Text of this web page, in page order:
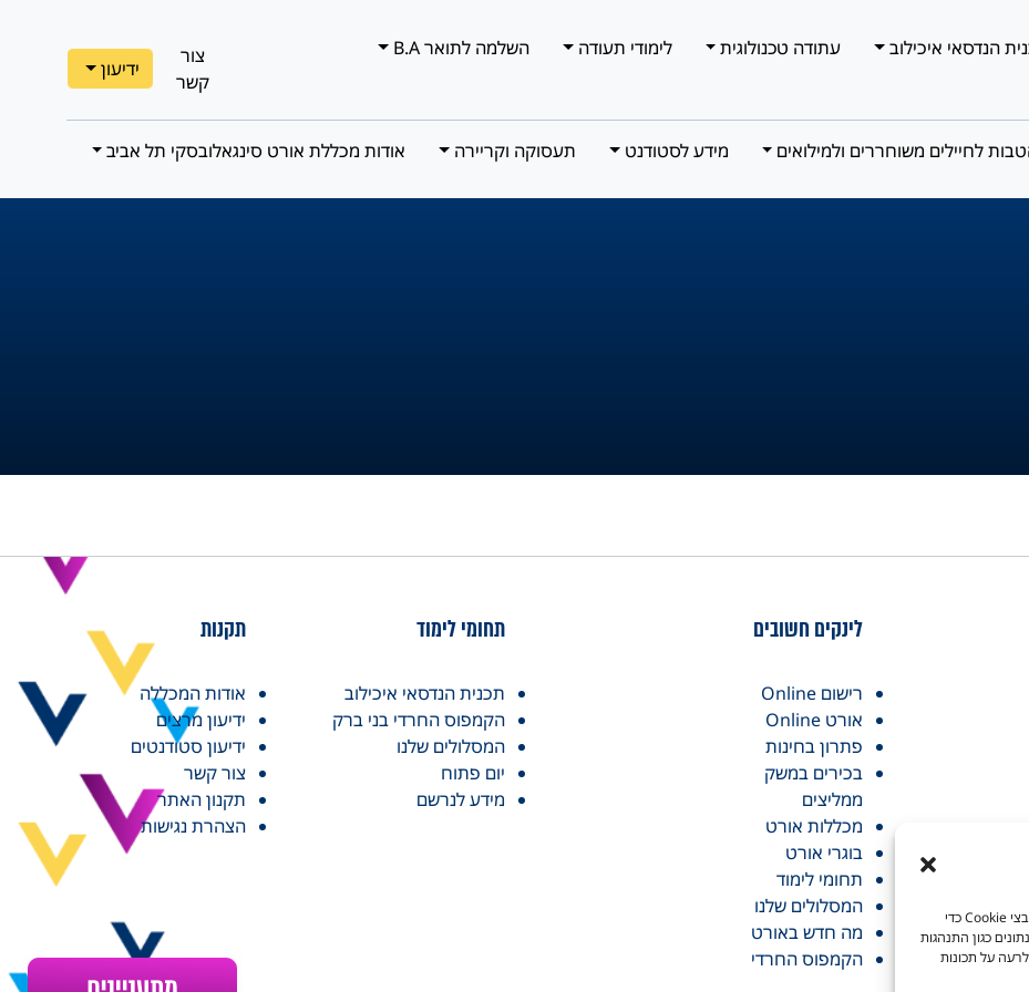
כדי לספק את חוויות המשתמש הטובות ביותר, אנו משתמשים בטכנולוגיות כמו קובצי Cookie כדי
כגון התנהגות
על תכונות
הנדסאי איכילוב עתודה טכנולוגית לימודי תעודה
השלמה לתואר B.A
צור
קשר
ידיעון
לחיילים משוחררים ולמילואים מידע לסטודנט תעסוקה וקריירה אודות מכללת אורט סינגאלובסקי תל אביב
לינקים חשובים
רישום Online
אורט Online
פתרון בחינות
בכירים במשק
ממליצים
מכללות אורט
בוגרי אורט
תחומי לימוד
המסלולים שלנו
מה חדש באורט
הקמפוס החרדי
תחומי לימוד
תכנית הנדסאי איכילוב
הקמפוס החרדי בני ברק
המסלולים שלנו
יום פתוח
מידע לנרשם
תקנות
אודות המכללה
ידיעון מרצים
ידיעון סטודנטים
צור קשר
תקנון האתר
הצהרת נגישות